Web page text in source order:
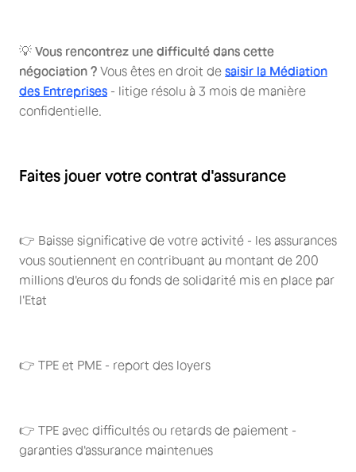
💡 Vous rencontrez une difficulté dans cette
négociation ? Vous êtes en droit de saisir la Médiation
des Entreprises - litige résolu à 3 mois de manière
confidentielle.
Faites jouer votre contrat d'assurance
👉 Baisse significative de votre activité - les assurances
vous soutiennent en contribuant au montant de 200
millions d'euros du fonds de solidarité mis en place par
l'Etat
👉 TPE et PME - report des loyers
👉 TPE avec difficultés ou retards de paiement -
garanties d'assurance maintenues